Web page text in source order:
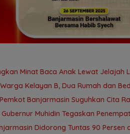
Minat Baca Anak Lewat Jelajah
Kelayan B, Dua Rumah dan
Banjarmasin Suguhkan Cita
Muhidin Tegaskan
Didorong Tuntas 90 Persen